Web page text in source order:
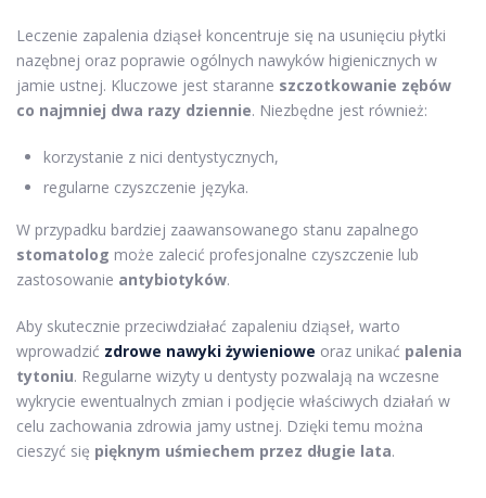
Leczenie zapalenia dziąseł koncentruje się na usunięciu płytki
nazębnej oraz poprawie ogólnych nawyków higienicznych w
jamie ustnej. Kluczowe jest staranne szczotkowanie zębów
co najmniej dwa razy dziennie. Niezbędne jest również:
korzystanie z nici dentystycznych,
regularne czyszczenie języka.
W przypadku bardziej zaawansowanego stanu zapalnego
stomatolog może zalecić profesjonalne czyszczenie lub
zastosowanie antybiotyków.
Aby skutecznie przeciwdziałać zapaleniu dziąseł, warto
wprowadzić zdrowe nawyki żywieniowe oraz unikać palenia
tytoniu. Regularne wizyty u dentysty pozwalają na wczesne
wykrycie ewentualnych zmian i podjęcie właściwych działań w
celu zachowania zdrowia jamy ustnej. Dzięki temu można
cieszyć się pięknym uśmiechem przez długie lata.